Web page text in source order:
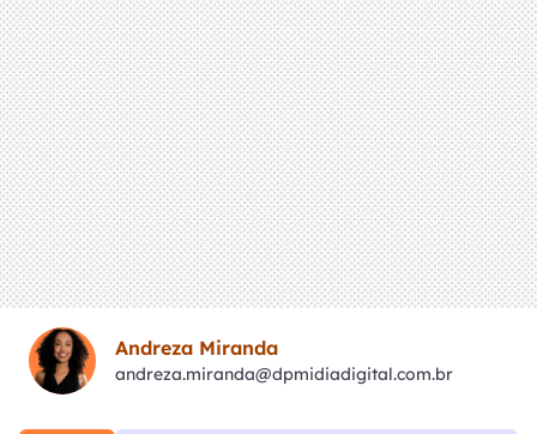
Andreza Miranda
andreza.miranda@dpmidiadigital.com.br